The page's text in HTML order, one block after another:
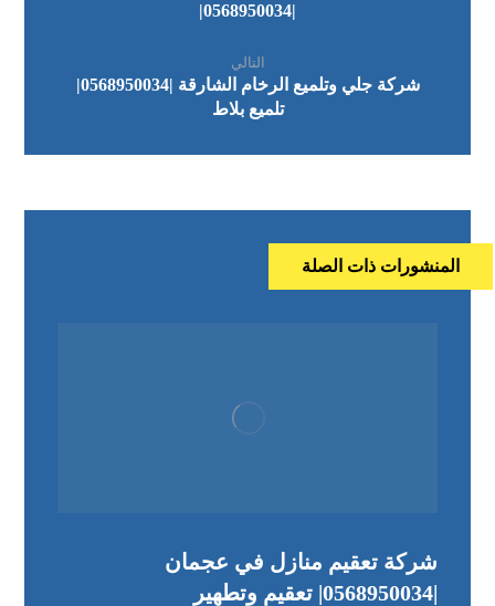
|0568950034|
التالي
شركة جلي وتلميع الرخام الشارقة |0568950034|
تلميع بلاط
المنشورات ذات الصلة
شركة تعقيم منازل في عجمان
|0568950034| تعقيم وتطهير